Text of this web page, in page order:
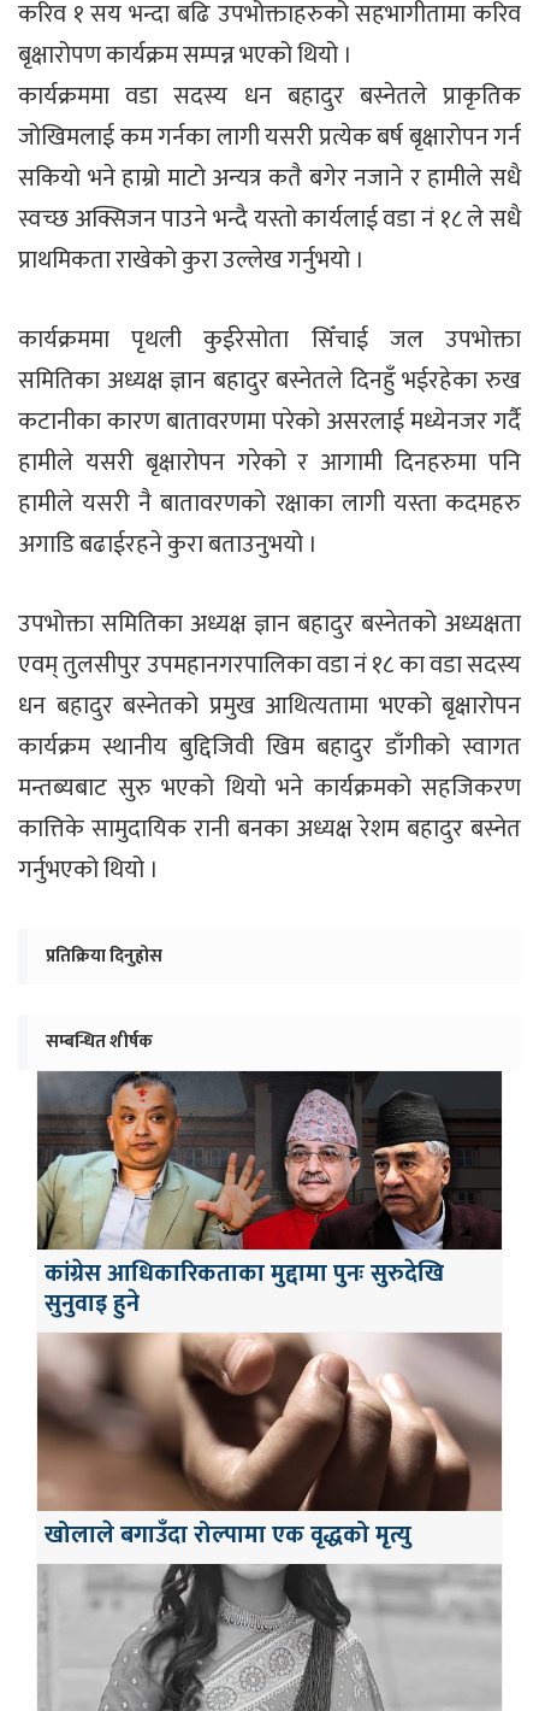
करिव १ सय भन्दा बढि उपभोक्ताहरुको सहभागीतामा करिव
बृक्षारोपण कार्यक्रम सम्पन्न भएको थियो ।
कार्यक्रममा वडा सदस्य धन बहादुर बस्नेतले प्राकृतिक
जोखिमलाई कम गर्नका लागी यसरी प्रत्येक बर्ष बृक्षारोपन गर्न
सकियो भने हाम्रो माटो अन्यत्र कतै बगेर नजाने र हामीले सधै
स्वच्छ अक्सिजन पाउने भन्दै यस्तो कार्यलाई वडा नं १८ ले सधै
प्राथमिकता राखेको कुरा उल्लेख गर्नुभयो ।
कार्यक्रममा पृथली कुईरेसोता सिँचाई जल उपभोक्ता
समितिका अध्यक्ष ज्ञान बहादुर बस्नेतले दिनहुँ भईरहेका रुख
कटानीका कारण बातावरणमा परेको असरलाई मध्येनजर गर्दै
हामीले यसरी बृक्षारोपन गरेको र आगामी दिनहरुमा पनि
हामीले यसरी नै बातावरणको रक्षाका लागी यस्ता कदमहरु
अगाडि बढाईरहने कुरा बताउनुभयो ।
उपभोक्ता समितिका अध्यक्ष ज्ञान बहादुर बस्नेतको अध्यक्षता
एवम् तुलसीपुर उपमहानगरपालिका वडा नं १८ का वडा सदस्य
धन बहादुर बस्नेतको प्रमुख आथित्यतामा भएको बृक्षारोपन
कार्यक्रम स्थानीय बुद्दिजिवी खिम बहादुर डाँगीको स्वागत
मन्तब्यबाट सुरु भएको थियो भने कार्यक्रमको सहजिकरण
कात्तिके सामुदायिक रानी बनका अध्यक्ष रेशम बहादुर बस्नेत
गर्नुभएको थियो ।
प्रतिक्रिया दिनुहोस
सम्बन्धित शीर्षक
कांग्रेस आधिकारिकताका मुद्दामा पुनः सुरुदेखि
सुनुवाइ हुने
खोलाले बगाउँदा रोल्पामा एक वृद्धको मृत्यु